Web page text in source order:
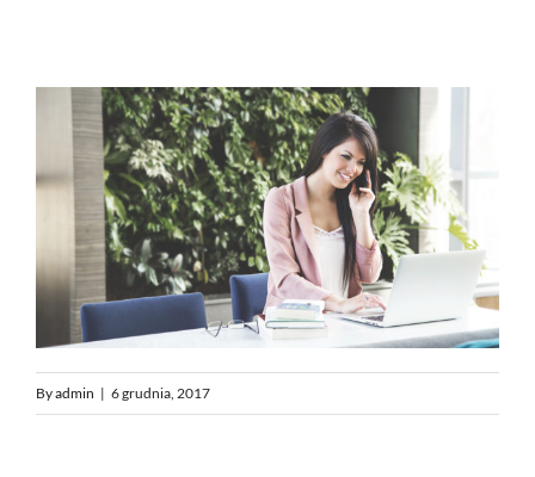
Byadmin | 6 grudnia, 2017